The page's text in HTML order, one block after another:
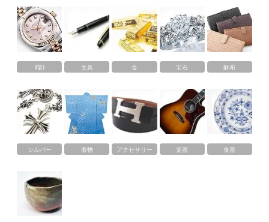
時計 文具 金 宝石 財布
シルバー 着物 アクセサリー 楽器 食器